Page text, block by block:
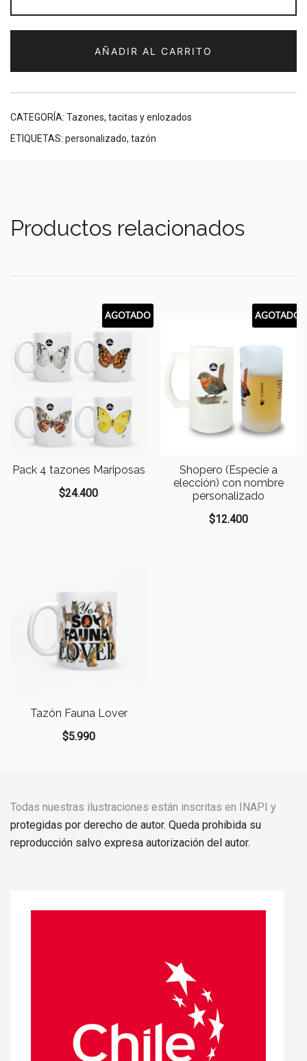
café
cc
(Especie
a
vocalización)
AÑADIR AL CARRITO
CATEGORÍA: Tazones, tacitas y enlozados
ETIQUETAS: personalizado, tazón
Productos relacionados
AGOTADO
Pack 4 tazones Mariposas
$24.400
AGOTADO
Shopero (Especie a
elección) con nombre
personalizado
$12.400
Tazón Fauna Lover
$5.990
Todas nuestras ilustraciones están inscritas en INAPI y
protegidas por derecho de autor. Queda prohibida su
reproducción salvo expresa autorización del autor.